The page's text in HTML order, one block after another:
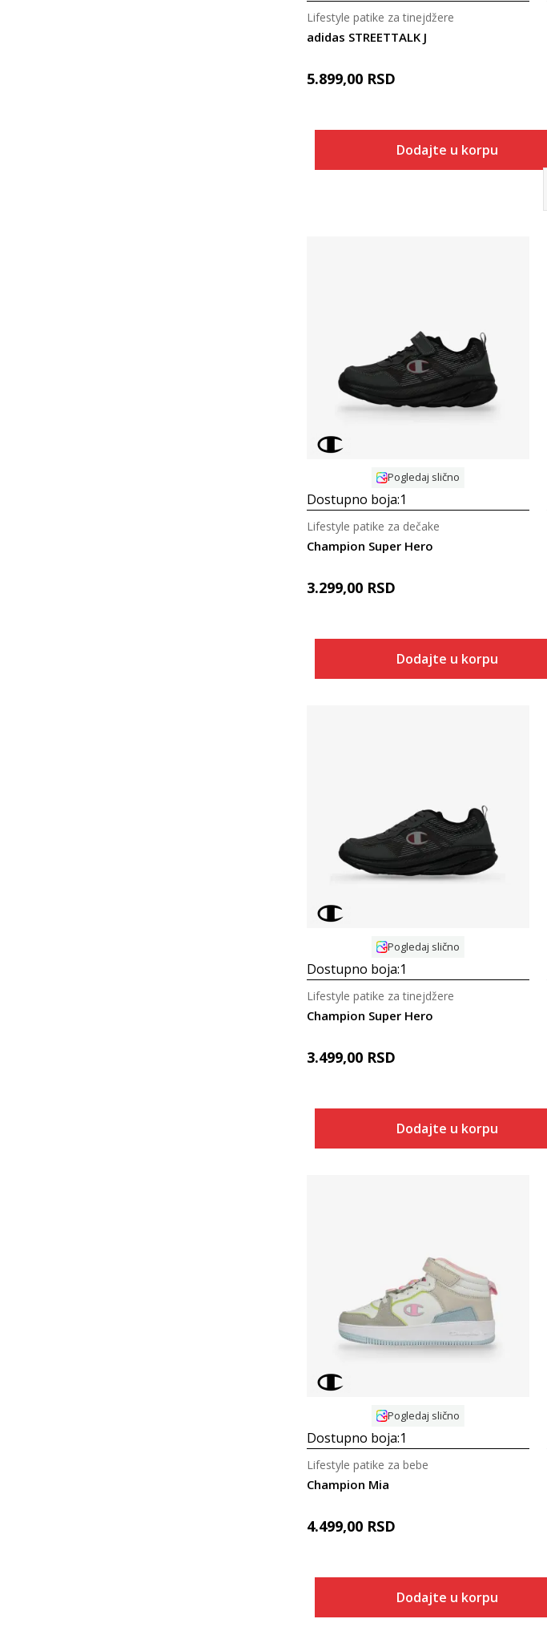
adidas STREETTALK J
Lifestyle patike za tinejdžere
5.899,00 RSD
Dodajte u korpu
Uporedi
Pogledaj slično
Dostupno boja:1
Champion Super Hero
Lifestyle patike za dečake
3.299,00 RSD
Dodajte u korpu
Uporedi
Pogledaj slično
Dostupno boja:1
Champion Super Hero
Lifestyle patike za tinejdžere
3.499,00 RSD
Dodajte u korpu
Uporedi
Pogledaj slično
Dostupno boja:1
Champion Mia
Lifestyle patike za bebe
4.499,00 RSD
Dodajte u korpu